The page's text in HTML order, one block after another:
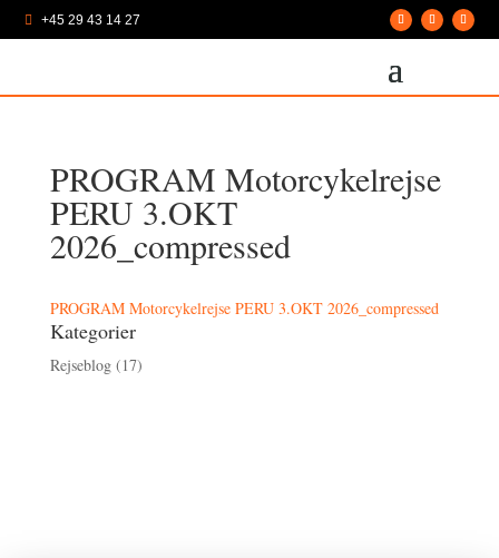
+45 29 43 14 27
PROGRAM Motorcykelrejse
PERU 3.OKT
2026_compressed
PROGRAM Motorcykelrejse PERU 3.OKT 2026_compressed
Kategorier
Rejseblog(17)